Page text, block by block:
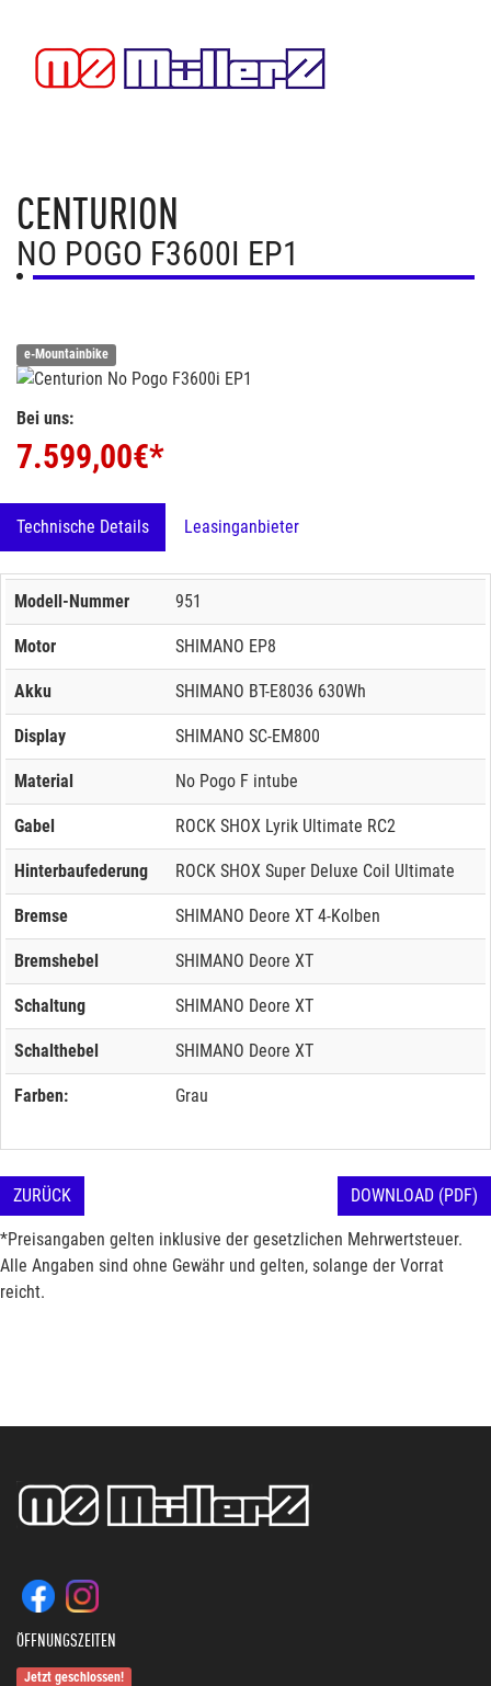
CENTURION
NO POGO F3600I EP1
e-Mountainbike
Bei uns:
7.599,00€*
Technische Details Leasinganbieter
Modell-Nummer 951
Motor SHIMANO EP8
Akku SHIMANO BT-E8036 630Wh
Display SHIMANO SC-EM800
Material No Pogo F intube
Gabel ROCK SHOX Lyrik Ultimate RC2
Hinterbaufederung ROCK SHOX Super Deluxe Coil Ultimate
Bremse SHIMANO Deore XT 4-Kolben
Bremshebel SHIMANO Deore XT
Schaltung SHIMANO Deore XT
Schalthebel SHIMANO Deore XT
Farben: Grau
ZURÜCK DOWNLOAD (PDF)
*Preisangaben gelten inklusive der gesetzlichen Mehrwertsteuer.
Alle Angaben sind ohne Gewähr und gelten, solange der Vorrat
reicht.
ÖFFNUNGSZEITEN
Jetzt geschlossen!